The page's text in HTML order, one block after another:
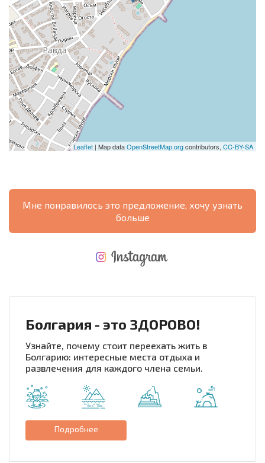
Leaflet | Map dataOpenStreetMap.orgcontributors, CC-BY-SA
Мне понравилось это предложение, хочу узнать
больше
Болгария - это ЗДОРОВО!
Узнайте, почему стоит переехать жить в
Болгарию: интересные места отдыха и
развлечения для каждого члена семьи.
Подробнее